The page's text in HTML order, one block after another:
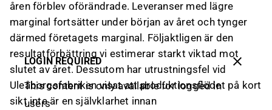
åren förblev oförändrade. Leveranser med lägre
marginal fortsätter under början av året och tynger
därmed företagets marginal. Följaktligen är den
resultatförbättring vi estimerar starkt viktad mot
slutet av året. Dessutom har utrustningsfel vid
Uleåborgsfabriken visat att produktionsflödet på kort
sikt inte är en självklarhet innan
LOGIN REQUIRED
This content is only available for logged in
users